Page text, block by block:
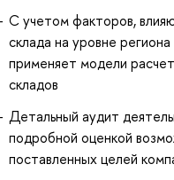
С учетом факторов,
склада на уровне
применяет модели
складов
Детальный аудит
подробной оценкой
поставленных целей